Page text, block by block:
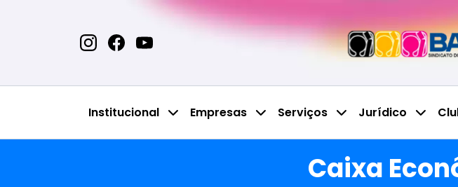
Institucional Empresas Serviços Jurídico
Caixa